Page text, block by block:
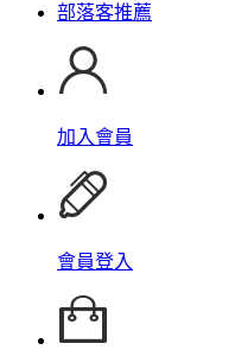
部落客推薦
加入會員
會員登入